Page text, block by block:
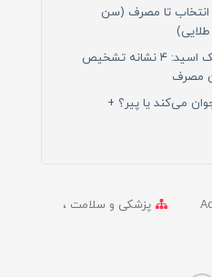
انتخاب تا مصرف (سن
راهنمای جامع هیالورونیک اسید: ۴ نشانه تشخیص
مصرف
می‌کند یا پیر؟ +
پزشکی و سلامت